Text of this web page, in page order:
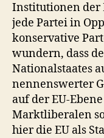
Institutionen der
jede Partei in
konservative
wundern, dass
Nationalstaates
nennenswerter
auf der EU-
Marktliberalen
hier die EU als